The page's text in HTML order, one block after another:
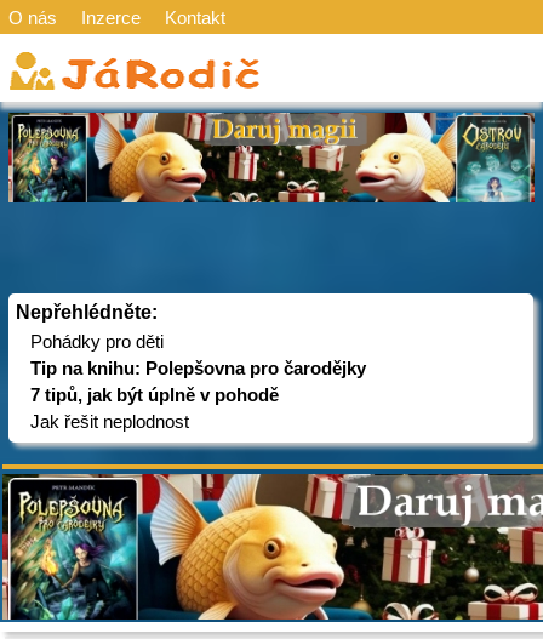
O nás Inzerce Kontakt
Nepřehlédněte:
Pohádky pro děti
Tip na knihu: Polepšovna pro čarodějky
7 tipů, jak být úplně v pohodě
Jak řešit neplodnost